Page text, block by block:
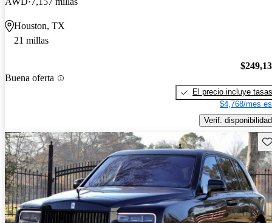
Houston, TX
21 millas
Buena oferta
El precio incluye tasas
$4,768/mes
Verif. disponibilidad